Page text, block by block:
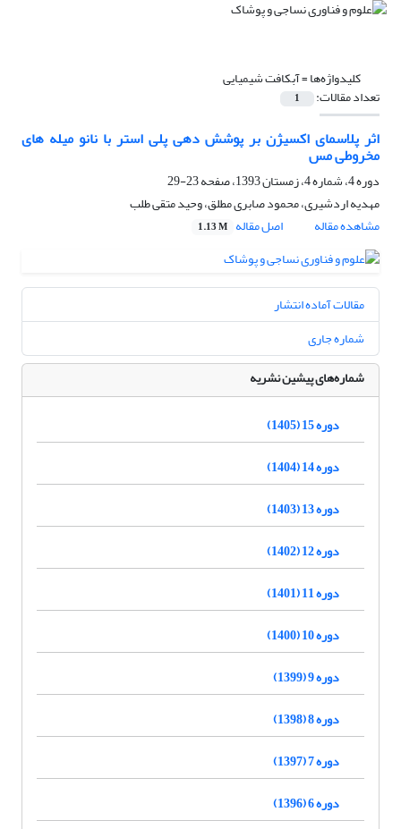
کلیدواژه‌ها =آبکافت شیمیایی
تعداد مقالات: 1
اثر پلاسمای اکسیژن بر پوشش دهی پلی استر با نانو میله های
مخروطی مس
دوره 4، شماره 4، زمستان 1393، صفحه
23-29
مهدیه اردشیری، محمود صابری مطلق، وحید متقی طلب
مشاهده مقاله
اصل مقاله 1.13 M
مقالات آماده انتشار
شماره جاری
شماره‌های پیشین نشریه
دوره 15 (1405)
دوره 14 (1404)
دوره 13 (1403)
دوره 12 (1402)
دوره 11 (1401)
دوره 10 (1400)
دوره 9 (1399)
دوره 8 (1398)
دوره 7 (1397)
دوره 6 (1396)